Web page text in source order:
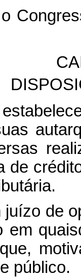
de
juízo de
em
público.